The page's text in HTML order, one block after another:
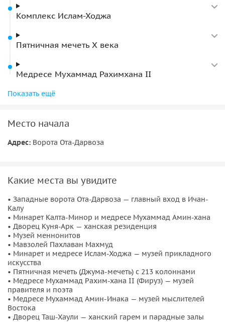
Комплекс Ислам-Ходжа
Пятничная мечеть X века
Медресе Мухаммад Рахимхана II
Музей «Мыслители Востока» в медресе Мухаммад
Другие музеи Ичан-Калы
Дворец Таш-Хаули
Показать ещё
Место начала
Адрес: Ворота Ота-Дарвоза
Какие места вы увидите
• Западные ворота Ота-Дарвоза — главный вход в Ичан-
Калу
• Минарет Калта-Минор и медресе Мухаммад Амин-хана
• Дворец Куня-Арк — ханская резиденция
• Музей меннонитов
• Мавзолей Пахлаван Махмуд
• Минарет и медресе Ислам-Ходжа — музей прикладного
искусства
• Пятничная мечеть (Джума-мечеть) с 213 колоннами
• Медресе Мухаммад Рахим-хана II (Фируз) — музей
правителя и поэта
• Медресе Мухаммад Амин-Инака — музей мыслителей
Востока
• Дворец Таш-Хаули — ханский гарем и парадные залы